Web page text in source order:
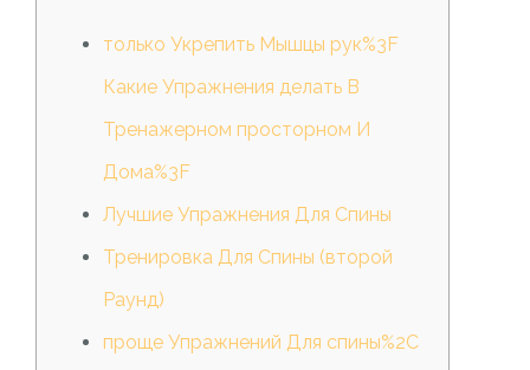
только Укрепить Мышцы рук%3F
Какие Упражнения делать В
Тренажерном просторном И
Дома%3F
Лучшие Упражнения Для Спины
Тренировка Для Спины (второй
Раунд)
проще Упражнений Для спины%2C